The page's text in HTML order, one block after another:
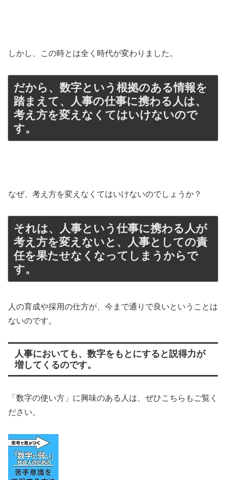
しかし、この時とは全く時代が変わりました。
だから、数字という根拠のある情報を
踏まえて、人事の仕事に携わる人は、
考え方を変えなくてはいけないので
す。
なぜ、考え方を変えなくてはいけないのでしょうか？
それは、人事という仕事に携わる人が
考え方を変えないと、人事としての責
任を果たせなくなってしまうからで
す。
人の育成や採用の仕方が、今まで通りで良いということは
ないのです。
人事においても、数字をもとにすると説得力が
増してくるのです。
「数字の使い方」に興味のある人は、ぜひこちらもご覧く
ださい。